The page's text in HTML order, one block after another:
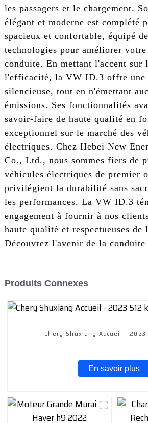
les passagers et le chargement.
élégant et moderne est complété
spacieux et confortable, équipé
technologies pour améliorer votre
conduite. En mettant l'accent sur
l'efficacité, la VW ID.3 offre une
silencieuse, tout en n'émettant
émissions. Ses fonctionnalités
savoir-faire de haute qualité en
exceptionnel sur le marché des
électriques. Chez Hebei New
Co., Ltd., nous sommes fiers de
véhicules électriques de premier
privilégient la durabilité sans
les performances. La VW ID.3
engagement à fournir à nos
haute qualité et respectueuses de
Découvrez l'avenir de la
Produits Connexes
Chery Shuxiang Accueil - 2023
En savoir plus